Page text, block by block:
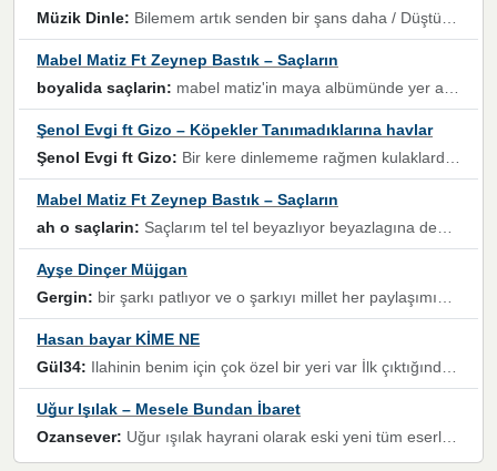
Müzik Dinle: Bilemem artık senden bir şans daha / Düştüğün zaman ben olmayacağım yanında” dizeleri, artık geçmişin tekrarına izin verilmeyeceğini, kişisel sınırların çizildiğini gösteriyor.
Mabel Matiz Ft Zeynep Bastık – Saçların
boyalida saçlarin: mabel matiz'in maya albümünde yer alan güzellerden. parça da şarkı hani! müzikal altyapısına vurulduğum, sözlerinde kaybolduğum bir parça olmuş.
Şenol Evgi ft Gizo – Köpekler Tanımadıklarına havlar
Şenol Evgi ft Gizo: Bir kere dinlememe rağmen kulaklardan gitmiyor sen sen sen sen kurban ol sen sen sen sen hayran ol yükses ses müzik dinleme sebebisiniz canlar bomba gibi patladınız maşallah
Mabel Matiz Ft Zeynep Bastık – Saçların
ah o saçlarin: Saçlarım tel tel beyazlıyor beyazlagına degil yanımda sen yoksun ona üzülüyorum günler bir bir geçiyor geçen günlere değil sensiz geçen günlere darılıyorum,Dinledikce asla kavusamayacagim ama asla unutamicagim sevdiğim adam için yanar içim
Ayşe Dinçer Müjgan
Gergin: bir şarkı patlıyor ve o şarkıyı millet her paylaşımın altına koyuyor ve öyle bir durum hal alıyor ki şarkıyı dinlemeden şarkıdan bikıyorsun Ama bu enteresan bir şekilde dillere dolanıyor millet olarak seviyoruz dertlerle boğuşurken bir yandan da göbek atmayi))) diyeceklerim bu kadar güzel hoş bir sayfa emeğinize sağlık arkadaşlar kolay gelsin
Hasan bayar KİME NE
Gül34: Ilahinin benim için çok özel bir yeri var İlk çıktığında komşum ne kadar yüksek sesle dinliyorsa orada duymuştum ve YouTube'dan aratıp Bu ilahiyi bulmuştum ve sonra müdavimi oldum günlük Ben de 3-5 kere dinleyip ezberleyip artık ilahiye bende eşlik ediyorum yüksek sesle Allah razı olsun hizmet nimettir Rabbim sizin zahmetlerinize de hayırlı nimetler versin Selam ve dua ile Allah'a emanet olun
Uğur Işılak – Mesele Bundan İbaret
Ozansever: Uğur ışılak hayrani olarak eski yeni tüm eserlerini keyifle huzurla dinleyenlerden birisiyim, emeğine saygı duyan gönül veren bunu en güzel şekilde sevenlerine ulaştıran siz değerli sayfa yöneticilerine de teşekkür ederim